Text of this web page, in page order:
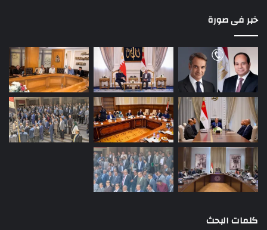
خبر فى صورة
كلمات البحث